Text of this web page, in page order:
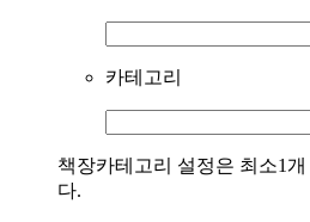
카테고리
책장카테고리 설정은 최소1
다.